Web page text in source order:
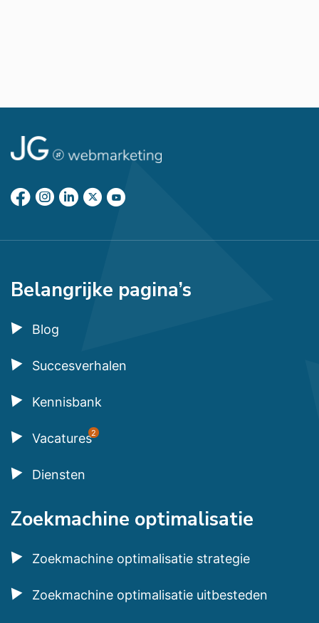
Belangrijke pagina’s
Blog
Succesverhalen
Kennisbank
Vacatures2
Diensten
Zoekmachine optimalisatie
Zoekmachine optimalisatie strategie
Zoekmachine optimalisatie uitbesteden